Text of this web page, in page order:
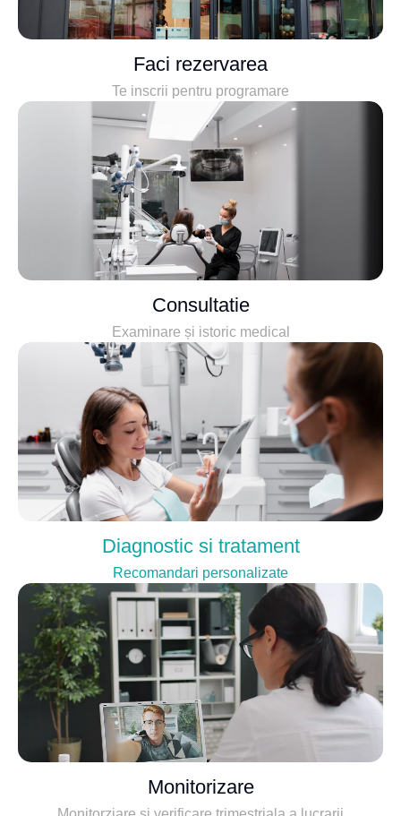
Faci rezervarea
Te inscrii pentru programare
Consultatie
Examinare și istoric medical
Diagnostic si tratament
Recomandari personalizate
Monitorizare